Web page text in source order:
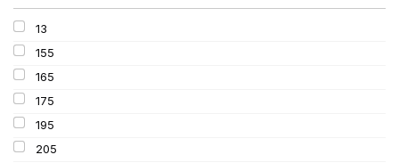
KLEBER (116)
LASSA
LING LONG
MICHELIN
MITAS
Mondolfo ferro
PIRELLI
13
155
165
175
195
205